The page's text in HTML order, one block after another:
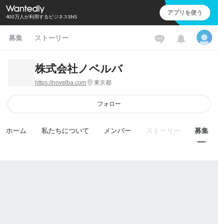
400万人が利用するビジネスSNS アプリを使う
募集 ストーリー
株式会社ノベルバ
https://novelba.com 東京都
フォロー
ホーム 私たちについて メンバー ストーリー 募集